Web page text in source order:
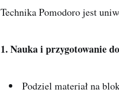
Technika Pomodoro jest
1. Nauka i przygotowanie
Podziel materiał na